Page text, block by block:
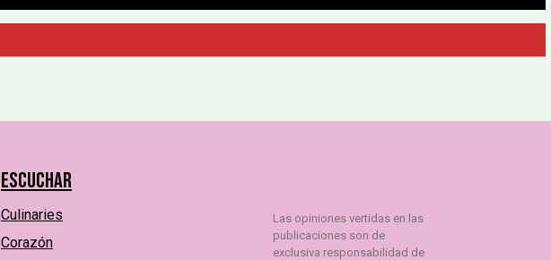
Escuchar
Culinaries
Corazón
Las opiniones vertidas en las
publicaciones son de
exclusiva responsabilidad de